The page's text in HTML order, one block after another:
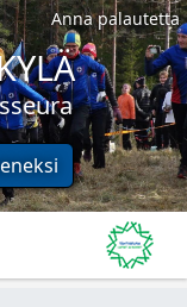
Anna palautetta